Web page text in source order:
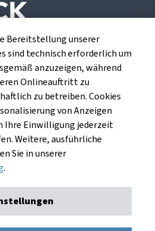
ist ein
für die europäischen
Bereitstellung unserer
sind technisch erforderlich um
anzuzeigen, während
Onlineauftritt zu
zu betreiben. Cookies
von Anzeigen
Ihre Einwilligung jederzeit
Weitere, ausführliche
Sie in unserer
.